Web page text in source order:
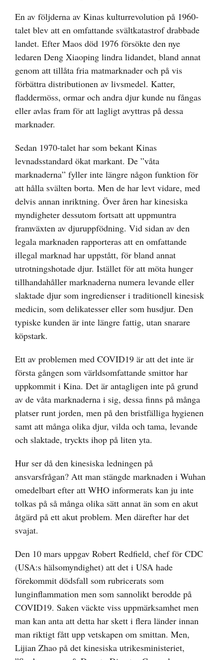
En av följderna av Kinas kulturrevolution på 1960-
talet blev att en omfattande svältkatastrof drabbade
landet. Efter Maos död 1976 försökte den nye
ledaren Deng Xiaoping lindra lidandet, bland annat
genom att tillåta fria matmarknader och på vis
förbättra distributionen av livsmedel. Katter,
fladdermöss, ormar och andra djur kunde nu fångas
eller avlas fram för att lagligt avyttras på dessa
marknader.
Sedan 1970-talet har som bekant Kinas
levnadsstandard ökat markant. De ”våta
marknaderna” fyller inte längre någon funktion för
att hålla svälten borta. Men de har levt vidare, med
delvis annan inriktning. Över åren har kinesiska
myndigheter dessutom fortsatt att uppmuntra
framväxten av djuruppfödning. Vid sidan av den
legala marknaden rapporteras att en omfattande
illegal marknad har uppstått, för bland annat
utrotningshotade djur. Istället för att möta hunger
tillhandahåller marknaderna numera levande eller
slaktade djur som ingredienser i traditionell kinesisk
medicin, som delikatesser eller som husdjur. Den
typiske kunden är inte längre fattig, utan snarare
köpstark.
Ett av problemen med COVID19 är att det inte är
första gången som världsomfattande smittor har
uppkommit i Kina. Det är antagligen inte på grund
av de våta marknaderna i sig, dessa finns på många
platser runt jorden, men på den bristfälliga hygienen
samt att många olika djur, vilda och tama, levande
och slaktade, tryckts ihop på liten yta.
Hur ser då den kinesiska ledningen på
ansvarsfrågan? Att man stängde marknaden i Wuhan
omedelbart efter att WHO informerats kan ju inte
tolkas på så många olika sätt annat än som en akut
åtgärd på ett akut problem. Men därefter har det
svajat.
Den 10 mars uppgav Robert Redfield, chef för CDC
(USA:s hälsomyndighet) att det i USA hade
förekommit dödsfall som rubricerats som
lunginflammation men som sannolikt berodde på
COVID19. Saken väckte viss uppmärksamhet men
man kan anta att detta har skett i flera länder innan
man riktigt fått upp vetskapen om smittan. Men,
Lijian Zhao på det kinesiska utrikesministeriet,